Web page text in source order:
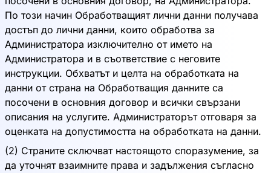
По този начин Обработващият лични данни получава
достъп до лични данни, които обработва за
Администратора изключително от името на
Администратора и в съответствие с неговите
инструкции. Обхватът и целта на обработката на
данни от страна на Обработващия данните са
посочени в основния договор и всички свързани
описания на услугите. Администраторът отговаря за
оценката на допустимостта на обработката на данни.
(2) Страните сключват настоящото споразумение, за
да уточнят взаимните права и задължения съгласно